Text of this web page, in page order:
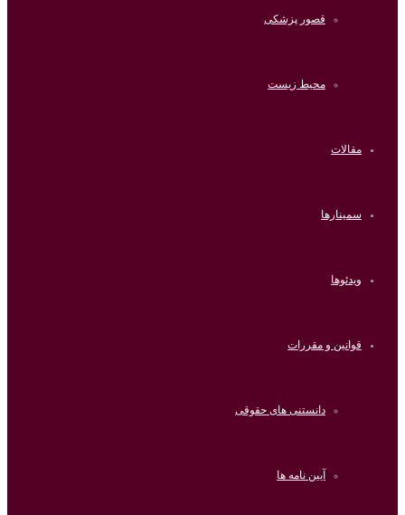
قصور پزشکی
محیط زیست
مقالات
سمینارها
ویدئوها
قوانین و مقررات
دانستنی های حقوقی
آیین نامه ها